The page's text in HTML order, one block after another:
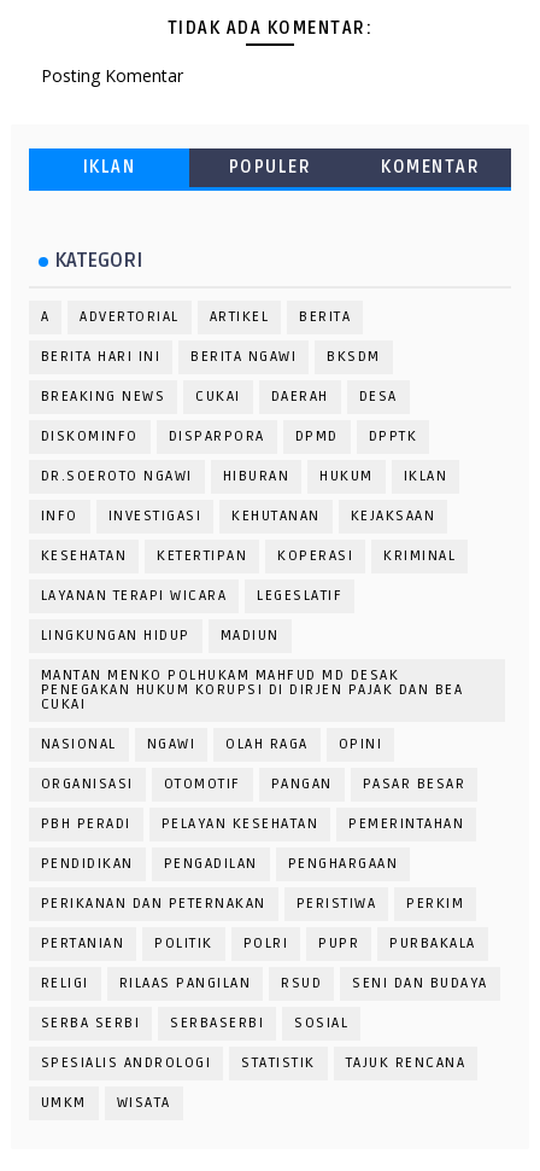
TIDAK ADA KOMENTAR:
Posting Komentar
IKLAN POPULER KOMENTAR
KATEGORI
A ADVERTORIAL ARTIKEL BERITA
BERITA HARI INI BERITA NGAWI BKSDM
BREAKING NEWS CUKAI DAERAH DESA
DISKOMINFO DISPARPORA DPMD DPPTK
DR.SOEROTO NGAWI HIBURAN HUKUM IKLAN
INFO INVESTIGASI KEHUTANAN KEJAKSAAN
KESEHATAN KETERTIPAN KOPERASI KRIMINAL
LAYANAN TERAPI WICARA LEGESLATIF
LINGKUNGAN HIDUP MADIUN
MANTAN MENKO POLHUKAM MAHFUD MD DESAK
PENEGAKAN HUKUM KORUPSI DI DIRJEN PAJAK DAN BEA
CUKAI
NASIONAL NGAWI OLAH RAGA OPINI
ORGANISASI OTOMOTIF PANGAN PASAR BESAR
PBH PERADI PELAYAN KESEHATAN PEMERINTAHAN
PENDIDIKAN PENGADILAN PENGHARGAAN
PERIKANAN DAN PETERNAKAN PERISTIWA PERKIM
PERTANIAN POLITIK POLRI PUPR PURBAKALA
RELIGI RILAAS PANGILAN RSUD SENI DAN BUDAYA
SERBA SERBI SERBASERBI SOSIAL
SPESIALIS ANDROLOGI STATISTIK TAJUK RENCANA
UMKM WISATA